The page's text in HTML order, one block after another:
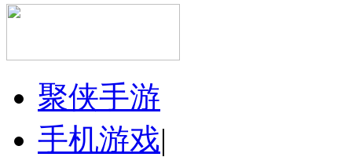
聚侠手游
手机游戏|